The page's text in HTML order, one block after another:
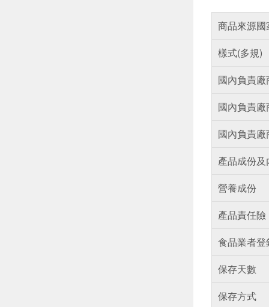
商品來源國
樣式(多規)
國內負責
國內負責
國內負責
產品成份
營養成份
產品責任險
食品業者登
保存天數
保存方式